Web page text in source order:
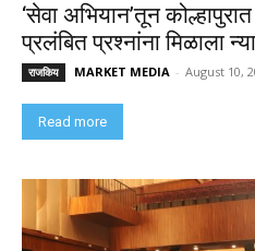
‘सेवा अभियान’तून
प्रलंबित प्रश्नांना मिळाला
राजकिय MARKET MEDIA - August 10,
Read more